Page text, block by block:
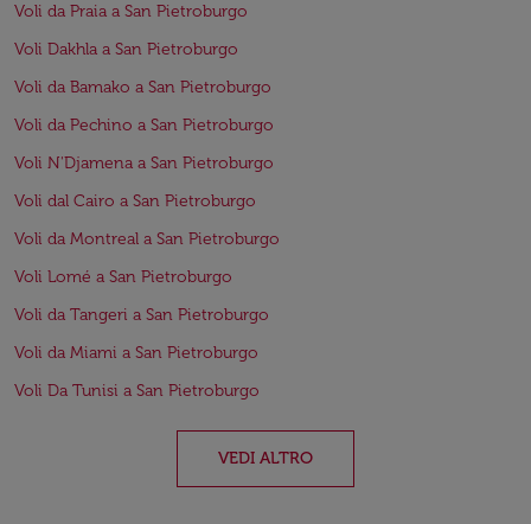
Voli da Praia a San Pietroburgo
Voli Dakhla a San Pietroburgo
Voli da Bamako a San Pietroburgo
Voli da Pechino a San Pietroburgo
Voli N'Djamena a San Pietroburgo
Voli dal Cairo a San Pietroburgo
Voli da Montreal a San Pietroburgo
Voli Lomé a San Pietroburgo
Voli da Tangeri a San Pietroburgo
Voli da Miami a San Pietroburgo
Voli Da Tunisi a San Pietroburgo
VEDI ALTRO